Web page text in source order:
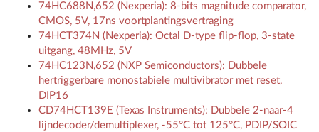
74HC688N,652 (Nexperia): 8-bits magnitude comparator,
CMOS, 5V, 17ns voortplantingsvertraging
74HCT374N (Nexperia): Octal D-type flip-flop, 3-state
uitgang, 48MHz, 5V
74HC123N,652 (NXP Semiconductors): Dubbele
hertriggerbare monostabiele multivibrator met reset,
DIP16
CD74HCT139E (Texas Instruments): Dubbele 2-naar-4
lijndecoder/demultiplexer, -55°C tot 125°C, PDIP/SOIC